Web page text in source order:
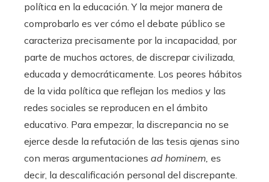
política en la educación. Y la mejor manera de
comprobarlo es ver cómo el debate público se
caracteriza precisamente por la incapacidad, por
parte de muchos actores, de discrepar civilizada,
educada y democráticamente. Los peores hábitos
de la vida política que reflejan los medios y las
redes sociales se reproducen en el ámbito
educativo. Para empezar, la discrepancia no se
ejerce desde la refutación de las tesis ajenas sino
con meras argumentaciones ad hominem, es
decir, la descalificación personal del discrepante.